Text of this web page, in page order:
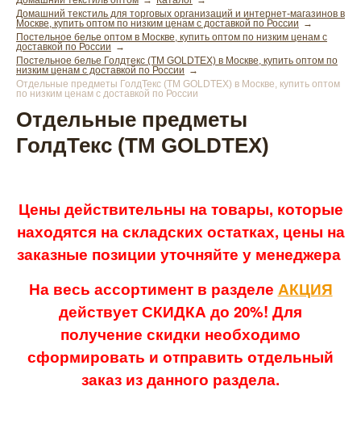
Домашний текстиль для торговых организаций и интернет-магазинов в
Москве, купить оптом по низким ценам с доставкой по России
Постельное белье оптом в Москве, купить оптом по низким ценам с
доставкой по России
Постельное белье Голдтекс (ТМ GOLDTEX) в Москве, купить оптом по
низким ценам с доставкой по России
Отдельные предметы ГолдТекс (ТМ GOLDTEX) в Москве, купить оптом
по низким ценам с доставкой по России
Отдельные предметы
ГолдТекс (ТМ GOLDTEX)
Цены действительны на товары, которые
находятся на складских остатках, цены на
заказные позиции уточняйте у менеджера
На весь ассортимент в разделе АКЦИЯ
действует СКИДКА до 20%! Для
получение скидки необходимо
сформировать и отправить отдельный
заказ из данного раздела.